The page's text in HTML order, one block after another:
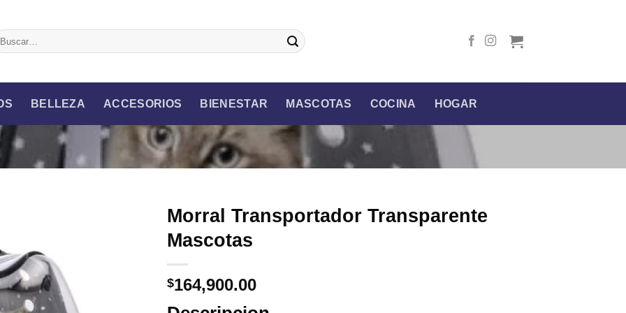
BELLEZA ACCESORIOS BIENESTAR MASCOTAS COCINA HOGAR
Morral Transportador Transparente
Mascotas
$164,900.00